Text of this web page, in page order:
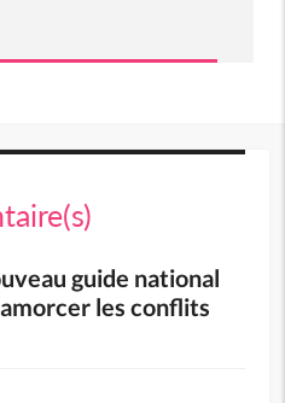
guide national
les conflits